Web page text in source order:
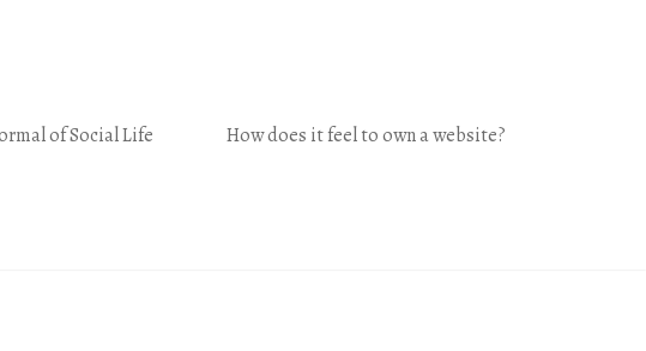
of Social Life How does it feel to own a website?